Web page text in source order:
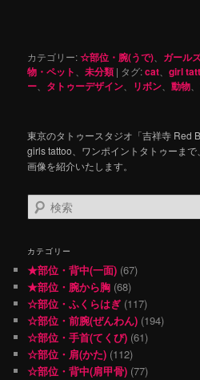
カテゴリー:☆部位・腕(うで) ガール
物・ペット
、未分類 | タグ:cat 、girl
ー
タトゥーデザイン リボン 、動物 、
東京のタトゥースタジオ「吉祥寺 Red
girls tattoo、ワンポイントタトゥーまで
画像を紹介いたします。
検
索
カテゴリー
★部位・背中(一面) (67)
★部位・腕から胸 (68)
☆部位・ふくらはぎ (117)
☆部位・前腕(ぜんわん) (194)
☆部位・手首(てくび) (61)
☆部位・肩(かた) (112)
☆部位・背中(肩甲骨) (77)